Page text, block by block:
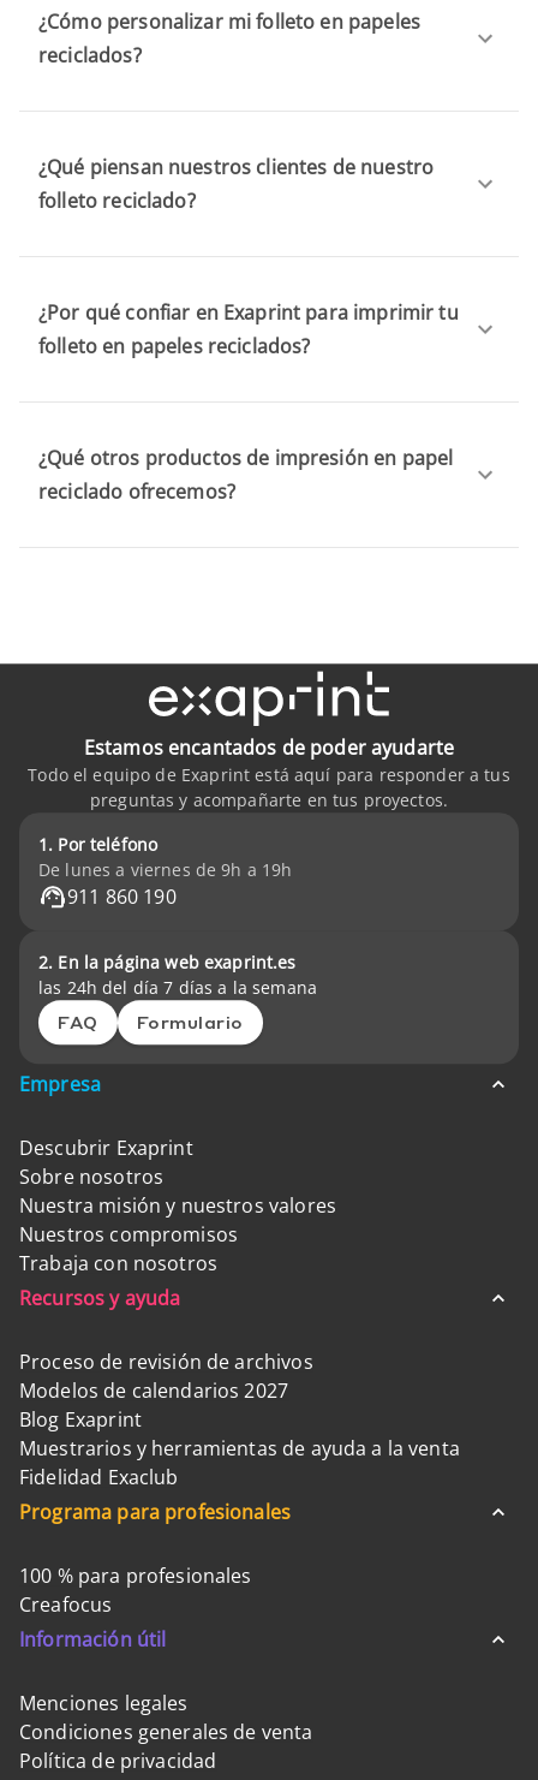
¿Cómo personalizar mi folleto en papeles
reciclados?
¿Qué piensan nuestros clientes de nuestro
folleto reciclado?
¿Por qué confiar en Exaprint para imprimir tu
folleto en papeles reciclados?
¿Qué otros productos de impresión en papel
reciclado ofrecemos?
Estamos encantados de poder ayudarte
Todo el equipo de Exaprint está aquí para responder a tus
preguntas y acompañarte en tus proyectos.
1. Por teléfono
De lunes a viernes de 9h a 19h
911 860 190
2. En la página web exaprint.es
las 24h del día 7 días a la semana
FAQ Formulario
Empresa
Descubrir Exaprint
Sobre nosotros
Nuestra misión y nuestros valores
Nuestros compromisos
Trabaja con nosotros
Recursos y ayuda
Proceso de revisión de archivos
Modelos de calendarios 2027
Blog Exaprint
Muestrarios y herramientas de ayuda a la venta
Fidelidad Exaclub
Programa para profesionales
100 % para profesionales
Creafocus
Información útil
Menciones legales
Condiciones generales de venta
Política de privacidad